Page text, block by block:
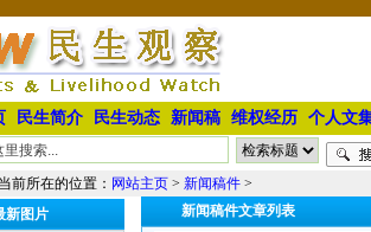
民生简介 民生动态 新闻稿 维权经历 个人文
前所在的位置： 网站主页 > 新闻稿件 >
新图片
新闻稿件文章列表